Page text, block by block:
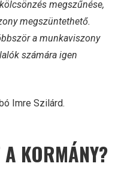
megszűnése,
megszüntethető.
a munkaviszony
számára igen
Imre Szilárd.
KORMÁNY?